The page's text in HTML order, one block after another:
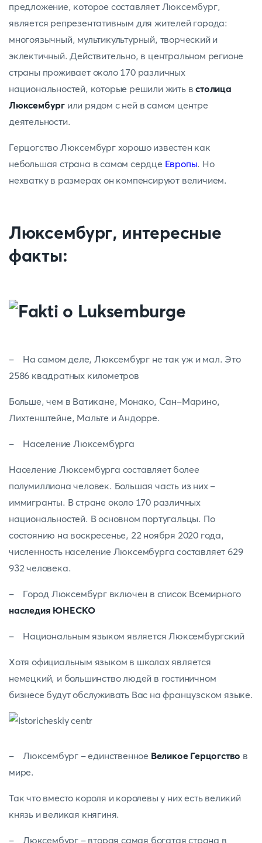
предложение, которое составляет Люксембург,
является репрезентативным для жителей города:
многоязычный, мультикультурный, творческий и
эклектичный. Действительно, в центральном регионе
страны проживает около 170 различных
национальностей, которые решили жить встолица
Люксембург или рядом с ней в самом центре
деятельности.
Герцогство Люксембург хорошо известен как
небольшая страна в самом сердце Европы. Но
нехватку в размерах он компенсируют величием.
Люксембург, интересные
факты:
- На самом деле, Люксембург не так уж и мал. Это
2586 квадратных километров
Больше, чем в Ватикане, Монако, Сан-Марино,
Лихтенштейне, Мальте и Андорре.
- Население Люксембурга
Население Люксембурга составляет более
полумиллиона человек. Большая часть из них -
иммигранты. В стране около 170 различных
национальностей. В основном португальцы. По
состоянию на воскресенье, 22 ноября 2020 года,
численность население Люксембурга составляет 629
932 человека.
- Город Люксембург включен в список Всемирного
наследия ЮНЕСКО
- Национальным языком является Люксембургский
Хотя официальным языком в школах является
немецкий, и большинство людей в гостиничном
бизнесе будут обслуживать Вас на французском языке.
- Люксембург - единственное Великое Герцогство в
мире.
Так что вместо короля и королевы у них есть великий
князь и великая княгиня.
- Люксембург - вторая самая богатая страна в